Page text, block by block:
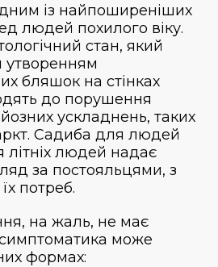
із найпоширеніших
людей похилого віку.
стан, який
утворенням
бляшок на стінках
до порушення
ускладнень, таких
Садиба для людей
літніх людей надає
за постояльцями, з
потреб.
на жаль, не має
симптоматика може
формах: